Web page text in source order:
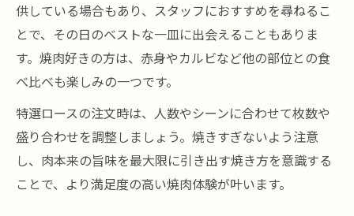
供している場合もあり、スタッフにおすすめを尋ねるこ
とで、その日のベストな一皿に出会えることもありま
す。焼肉好きの方は、赤身やカルビなど他の部位との食
べ比べも楽しみの一つです。
特選ロースの注文時は、人数やシーンに合わせて枚数や
盛り合わせを調整しましょう。焼きすぎないよう注意
し、肉本来の旨味を最大限に引き出す焼き方を意識する
ことで、より満足度の高い焼肉体験が叶います。